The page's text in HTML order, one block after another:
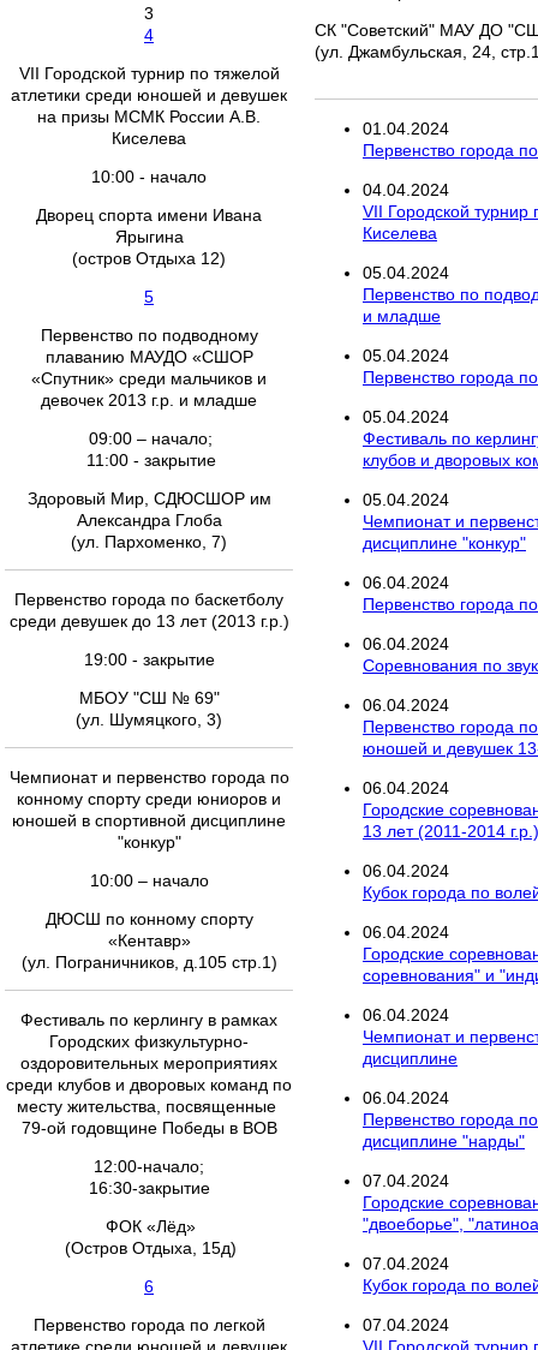
3
4
VII Городской турнир по тяжелой
атлетики среди юношей и девушек
на призы МСМК России А.В.
Киселева
10:00 - начало
Дворец спорта имени Ивана
Ярыгина
(остров Отдыха 12)
5
Первенство по подводному
плаванию МАУДО «СШОР
«Спутник» среди мальчиков и
девочек 2013 г.р. и младше
09:00 – начало;
11:00 - закрытие
Здоровый Мир, СДЮСШОР им
Александра Глоба
(ул. Пархоменко, 7)
Первенство города по баскетболу
среди девушек до 13 лет (2013 г.р.)
19:00 - закрытие
МБОУ "СШ № 69"
(ул. Шумяцкого, 3)
Чемпионат и первенство города по
конному спорту среди юниоров и
юношей в спортивной дисциплине
"конкур"
10:00 – начало
ДЮСШ по конному спорту
«Кентавр»
(ул. Пограничников, д.105 стр.1)
Фестиваль по керлингу в рамках
Городских физкультурно-
оздоровительных мероприятиях
среди клубов и дворовых команд по
месту жительства, посвященные
79-ой годовщине Победы в ВОВ
12:00-начало;
16:30-закрытие
ФОК «Лёд»
(Остров Отдыха, 15д)
6
Первенство города по легкой
СК "Советский" МАУ ДО
(ул. Джамбульская, 24,
01.04.2024
Первенство города
04.04.2024
VII Городской
Киселева
05.04.2024
Первенство по
и младше
05.04.2024
Первенство города
05.04.2024
Фестиваль по
клубов и дворовых
05.04.2024
Чемпионат и
дисциплине "конкур"
06.04.2024
Первенство города
06.04.2024
Соревнования по
06.04.2024
Первенство города
юношей и девушек
06.04.2024
Городские
13 лет (2011-2014
06.04.2024
Кубок города по
06.04.2024
Городские
соревнования" и
06.04.2024
Чемпионат и
дисциплине
06.04.2024
Первенство города
дисциплине "нарды"
07.04.2024
Городские
"двоеборье",
07.04.2024
Кубок города по
07.04.2024